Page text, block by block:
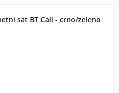
sat BT Call - crno/zeleno